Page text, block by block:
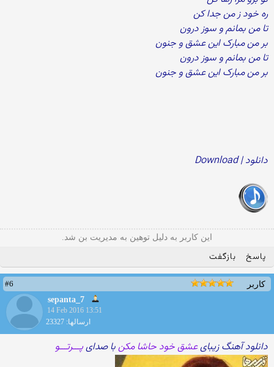
ره خود ز من جدا کن
تا من بمانم و سوز درون
بر من مبارک این عشق و جنون
تا من بمانم و سوز درون
بر من مبارک این عشق و جنون
دانلود | Download
این کاربر به دلیل توهین به مدیریت بن شد.
پاسخ بازگفت
کاربر
#6
sepanta_7
14 Feb 2016 13:51
ارسالها: 23327
دانلود آهنگ زیبایعشق خود حاشا مکنبا صدایپـــرتـــو